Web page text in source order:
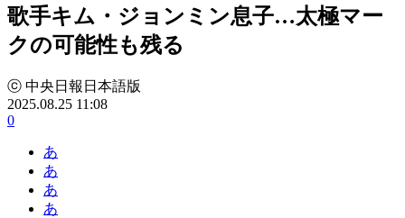
歌手キム・ジョンミン息子…太極マー
クの可能性も残る
ⓒ 中央日報日本語版
2025.08.25 11:08
0
あ
あ
あ
あ